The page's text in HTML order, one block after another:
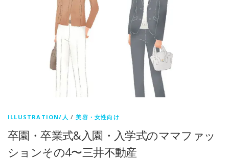
お問い合わせ
ILLUSTRATION/人 /美容・女性向け
卒園・卒業式&入園・入学式のママファッ
ションその4〜三井不動産